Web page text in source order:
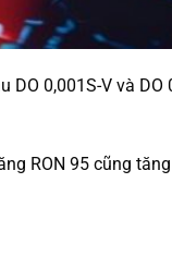
0,001S-V và DO
RON 95 cũng